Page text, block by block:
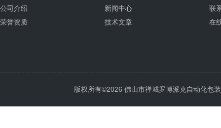
公司介绍
荣誉资质
新闻中心
技术文章
联
在
版权所有©2026 佛山市禅城罗博派克自动化